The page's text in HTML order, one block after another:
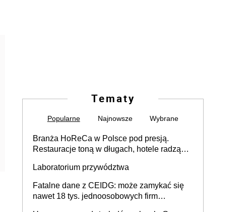
Tematy
Popularne Najnowsze Wybrane
Branża HoReCa w Polsce pod presją.
Restauracje toną w długach, hotele radzą
Laboratorium przywództwa
Fatalne dane z CEIDG: może zamykać się
nawet 18 tys. jednoosobowych firm